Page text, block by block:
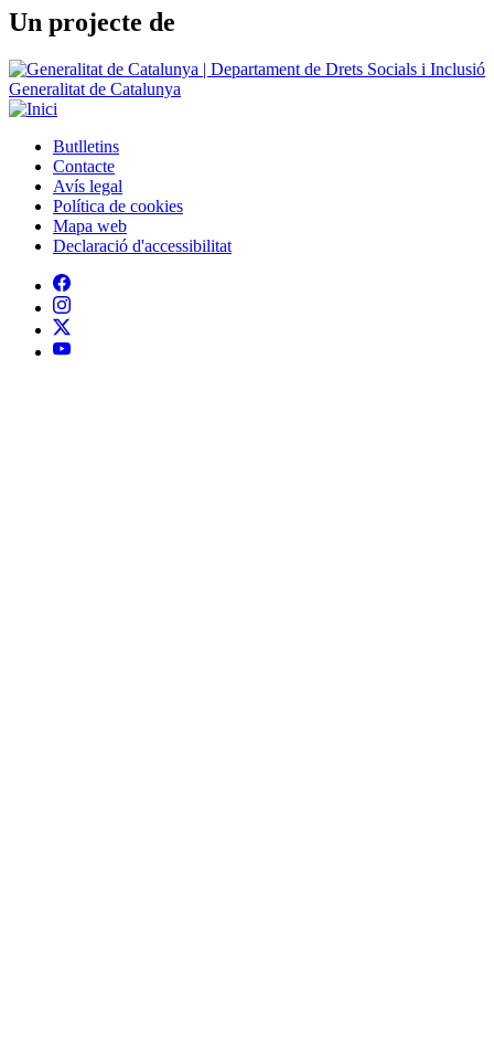
Un projecte de
Generalitat de Catalunya
Peu
Butlletins
Contacte
Avís legal
Política de cookies
Mapa web
Declaració d'accessibilitat